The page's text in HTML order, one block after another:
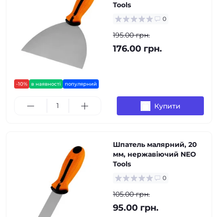
-10% в наявності популярний
Tools
0
195.00 грн.
176.00 грн.
Купити
Шпатель малярний, 20
мм, нержавіючий NEO
Tools
0
105.00 грн.
95.00 грн.